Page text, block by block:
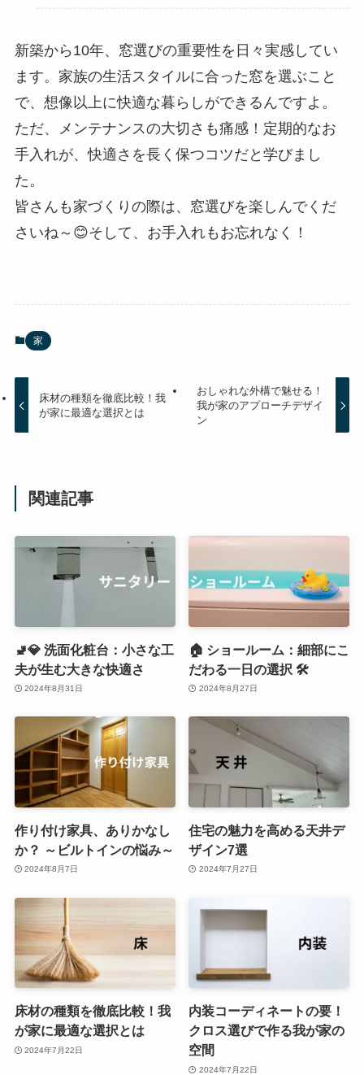
新築から10年、窓選びの重要性を日々実感してい
ます。家族の生活スタイルに合った窓を選ぶこと
で、想像以上に快適な暮らしができるんですよ。
ただ、メンテナンスの大切さも痛感！定期的なお
手入れが、快適さを長く保つコツだと学びまし
た。
皆さんも家づくりの際は、窓選びを楽しんでくだ
さいね～😊そして、お手入れもお忘れなく！
家
床材の種類を徹底比較！我
が家に最適な選択とは
おしゃれな外構で魅せる！
我が家のアプローチデザイ
ン
関連記事
🚽💎 洗面化粧台：小さな工
夫が生む大きな快適さ
2024年8月31日
🏠 ショールーム：細部にこ
だわる一日の選択 🛠️
2024年8月27日
作り付け家具、ありかなし
か？ ～ビルトインの悩み～
2024年8月7日
住宅の魅力を高める天井デ
ザイン7選
2024年7月27日
床材の種類を徹底比較！我
が家に最適な選択とは
2024年7月22日
内装コーディネートの要！
クロス選びで作る我が家の
空間
2024年7月22日